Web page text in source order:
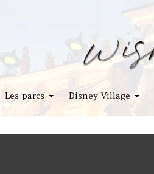
Les parcs Disney Village